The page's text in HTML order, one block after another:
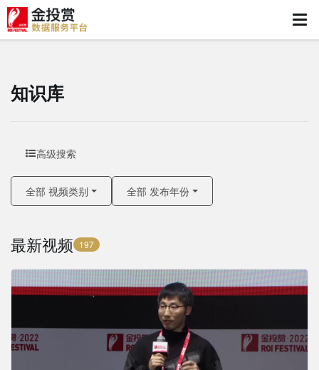
知识库
高级搜索
全部 视频类别 全部 发布年份
最新视频 197